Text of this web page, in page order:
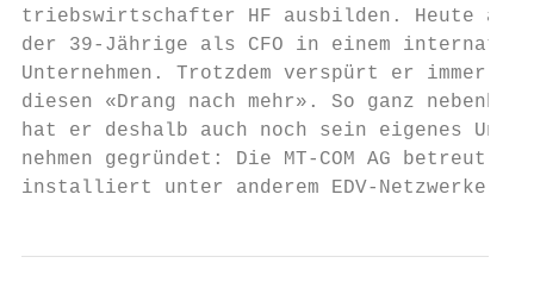
triebswirtschafter HF ausbilden. Heute
der 39-Jährige als CFO in einem
Unternehmen. Trotzdem verspürt er
diesen «Drang nach mehr». So ganz
hat er deshalb auch noch sein eigenes
nehmen gegründet: Die MT-COM AG
installiert unter anderem EDV-